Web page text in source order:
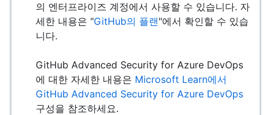
의 엔터프라이즈 계정에서 사용할 수 있습니다. 자
세한 내용은 "GitHub의 플랜"에서 확인할 수 있습
니다.
GitHub Advanced Security for Azure DevOps
에 대한 자세한 내용은 Microsoft Learn에서
GitHub Advanced Security for Azure DevOps
구성을 참조하세요.